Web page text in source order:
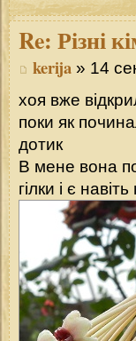
Re: Різні
kerija » 14
хоя вже
поки як
дотик
В мене вона
гілки і є